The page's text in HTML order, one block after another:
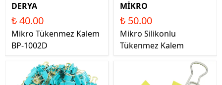
DERYA
₺ 40.00
Mikro Tükenmez Kalem
BP-1002D
MİKRO
₺ 50.00
Mikro Silikonlu
Tükenmez Kalem